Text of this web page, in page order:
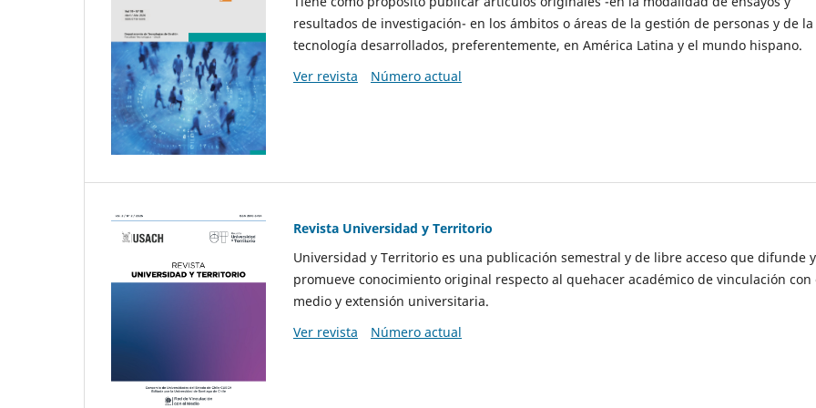
resultados de investigación- en los ámbitos o áreas de la gestión de personas y de la
tecnología desarrollados, preferentemente, en América Latina y el mundo hispano.
Ver revista
Número actual
Revista Universidad y Territorio
Universidad y Territorio es una publicación semestral y de libre acceso que difunde y
promueve conocimiento original respecto al quehacer académico de vinculación con
medio y extensión universitaria.
Ver revista
Número actual